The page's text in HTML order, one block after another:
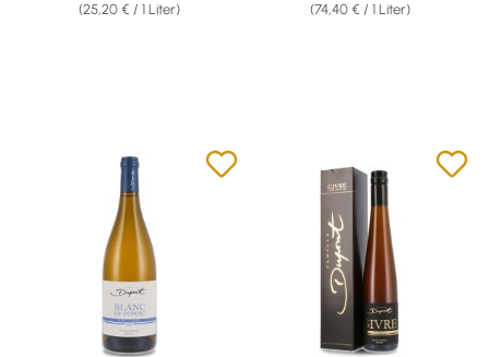
(25,20 € / 1 Liter) (74,40 € / 1 Liter)